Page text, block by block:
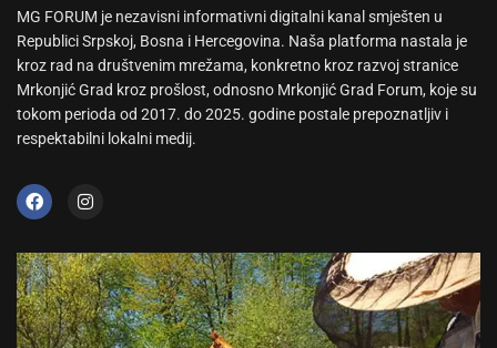
MG FORUM je nezavisni informativni digitalni kanal smješten u
Republici Srpskoj, Bosna i Hercegovina. Naša platforma nastala je
kroz rad na društvenim mrežama, konkretno kroz razvoj stranice
Mrkonjić Grad kroz prošlost, odnosno Mrkonjić Grad Forum, koje su
tokom perioda od 2017. do 2025. godine postale prepoznatljiv i
respektabilni lokalni medij.